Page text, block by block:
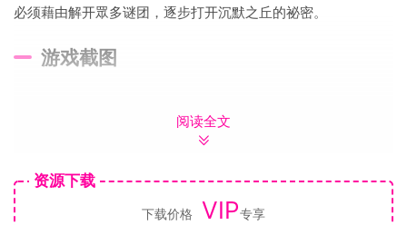
必须藉由解开眾多谜团，逐步打开沉默之丘的祕密。
游戏截图
阅读全文
资源下载
下载价格 VIP专享